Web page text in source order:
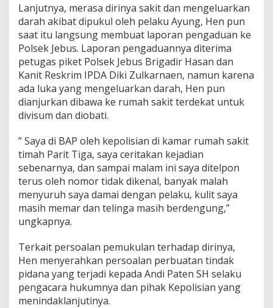
Lanjutnya, merasa dirinya sakit dan mengeluarkan
darah akibat dipukul oleh pelaku Ayung, Hen pun
saat itu langsung membuat laporan pengaduan ke
Polsek Jebus. Laporan pengaduannya diterima
petugas piket Polsek Jebus Brigadir Hasan dan
Kanit Reskrim IPDA Diki Zulkarnaen, namun karena
ada luka yang mengeluarkan darah, Hen pun
dianjurkan dibawa ke rumah sakit terdekat untuk
divisum dan diobati.
” Saya di BAP oleh kepolisian di kamar rumah sakit
timah Parit Tiga, saya ceritakan kejadian
sebenarnya, dan sampai malam ini saya ditelpon
terus oleh nomor tidak dikenal, banyak malah
menyuruh saya damai dengan pelaku, kulit saya
masih memar dan telinga masih berdengung,”
ungkapnya.
Terkait persoalan pemukulan terhadap dirinya,
Hen menyerahkan persoalan perbuatan tindak
pidana yang terjadi kepada Andi Paten SH selaku
pengacara hukumnya dan pihak Kepolisian yang
menindaklanjutinya.